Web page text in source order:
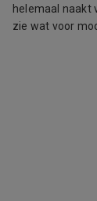
helemaal naakt
zie wat voor